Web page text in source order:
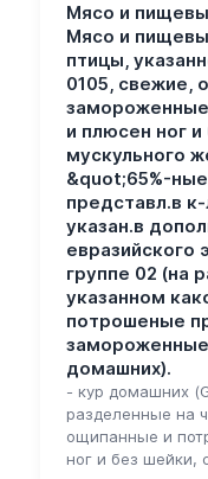
Мясо и
Мясо и
птицы,
0105, свежие,
и плюсен ног
мускульного
&quot;65%-
представл.в
указан.в
евразийского
группе 02 (на
указанном
потрошеные
домашних).
- кур домашних
разделенные на
ощипанные и
ног и без шейки,